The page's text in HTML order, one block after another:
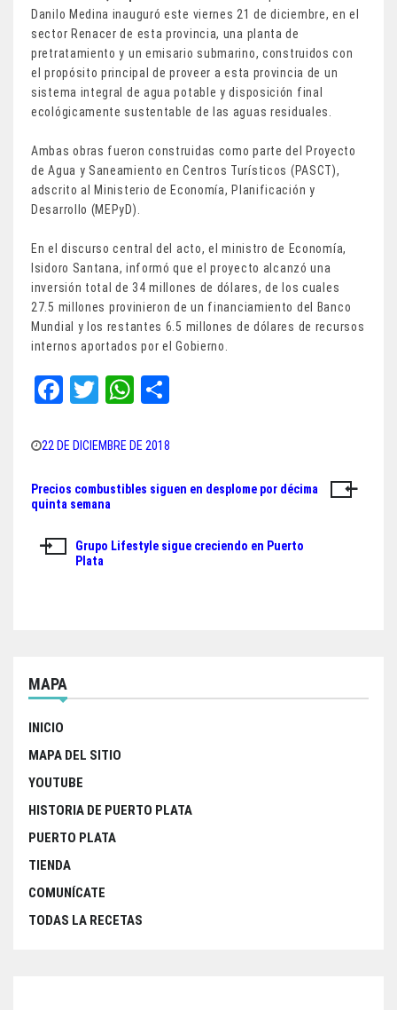
Danilo Medina inauguró este viernes 21 de diciembre, en el
sector Renacer de esta provincia, una planta de
pretratamiento y un emisario submarino, construidos con
el propósito principal de proveer a esta provincia de un
sistema integral de agua potable y disposición final
ecológicamente sustentable de las aguas residuales.
Ambas obras fueron construidas como parte del Proyecto
de Agua y Saneamiento en Centros Turísticos (PASCT),
adscrito al Ministerio de Economía, Planificación y
Desarrollo (MEPyD).
En el discurso central del acto, el ministro de Economía,
Isidoro Santana, informó que el proyecto alcanzó una
inversión total de 34 millones de dólares, de los cuales
27.5 millones provinieron de un financiamiento del Banco
Mundial y los restantes 6.5 millones de dólares de recursos
internos aportados por el Gobierno.
Fa
bo
T
tt
er
W
ts
pp
22 DE DICIEMBRE DE 2018
Navegación
entradas
Precios combustibles siguen en desplome por décima
quinta semana
Grupo Lifestyle sigue creciendo en Puerto
Plata
MAPA
INICIO
MAPA DEL SITIO
YOUTUBE
HISTORIA DE PUERTO PLATA
PUERTO PLATA
TIENDA
COMUNÍCATE
TODAS LA RECETAS